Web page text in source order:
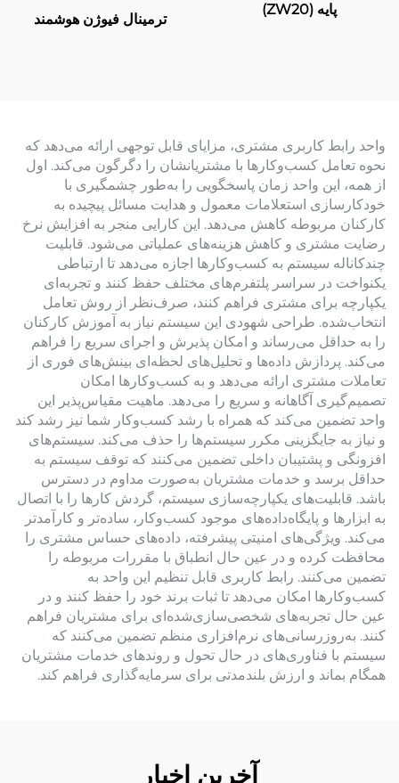
پایه (ZW20)
ترمینال فیوژن هوشمند
واحد رابط کاربری مشتری، مزایای قابل توجهی ارائه می‌دهد که
نحوه تعامل کسب‌وکارها با مشتریانشان را دگرگون می‌کند. اول
از همه، این واحد زمان پاسخگویی را به‌طور چشمگیری با
خودکارسازی استعلامات معمول و هدایت مسائل پیچیده به
کارکنان مربوطه کاهش می‌دهد. این کارایی منجر به افزایش نرخ
رضایت مشتری و کاهش هزینه‌های عملیاتی می‌شود. قابلیت
چندکاناله سیستم به کسب‌وکارها اجازه می‌دهد تا ارتباطی
یکنواخت در سراسر پلتفرم‌های مختلف حفظ کنند و تجربه‌ای
یکپارچه برای مشتری فراهم کنند، صرف‌نظر از روش تعامل
انتخاب‌شده. طراحی شهودی این سیستم نیاز به آموزش کارکنان
را به حداقل می‌رساند و امکان پذیرش و اجرای سریع را فراهم
می‌کند. پردازش داده‌ها و تحلیل‌های لحظه‌ای بینش‌های فوری از
تعاملات مشتری ارائه می‌دهد و به کسب‌وکارها امکان
تصمیم‌گیری آگاهانه و سریع را می‌دهد. ماهیت مقیاس‌پذیر این
واحد تضمین می‌کند که همراه با رشد کسب‌وکار شما نیز رشد کند
و نیاز به جایگزینی مکرر سیستم‌ها را حذف می‌کند. سیستم‌های
افزونگی و پشتیبان داخلی تضمین می‌کنند که توقف سیستم به
حداقل برسد و خدمات مشتریان به‌صورت مداوم در دسترس
باشد. قابلیت‌های یکپارچه‌سازی سیستم، گردش کارها را با اتصال
به ابزارها و پایگاه‌داده‌های موجود کسب‌وکار، ساده‌تر و کارآمدتر
می‌کند. ویژگی‌های امنیتی پیشرفته، داده‌های حساس مشتری را
محافظت کرده و در عین حال انطباق با مقررات مربوطه را
تضمین می‌کنند. رابط کاربری قابل تنظیم این واحد به
کسب‌وکارها امکان می‌دهد تا ثبات برند خود را حفظ کنند و در
عین حال تجربه‌های شخصی‌سازی‌شده‌ای برای مشتریان فراهم
کنند. به‌روزرسانی‌های نرم‌افزاری منظم تضمین می‌کنند که
سیستم با فناوری‌های در حال تحول و روندهای خدمات مشتریان
همگام بماند و ارزش بلندمدتی برای سرمایه‌گذاری فراهم کند.
آخرین اخبار